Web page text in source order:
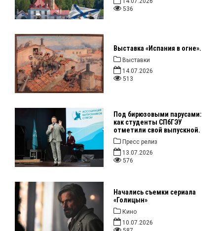
536
Выставка «Испания в огне».
Выставки
14.07.2026
513
Под бирюзовыми парусами:
как студенты СПбГЭУ
отметили свой выпускной.
Пресс релиз
13.07.2026
576
Начались съемки сериала
«Голицын»
Кино
10.07.2026